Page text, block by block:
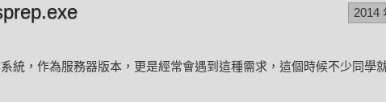
2014
統，作為服務器版本，更是經常會遇到這種需求，這個時候不少同學